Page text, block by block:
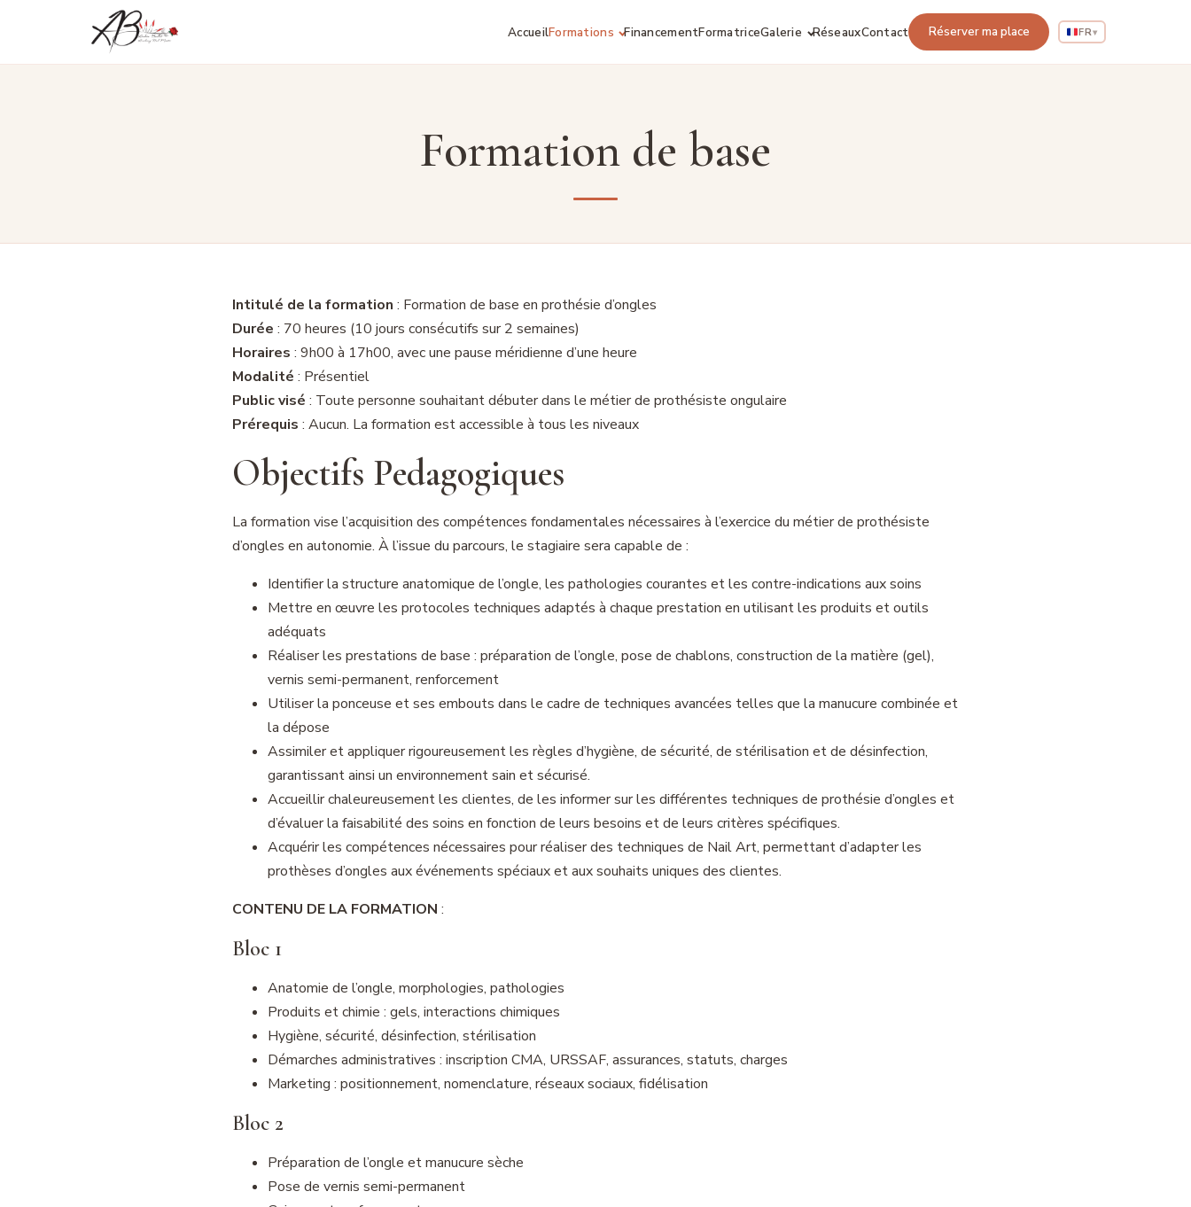
AccueilFormations FinancementFormatriceGalerie RéseauxContact Réserver ma place FR▾
Formation de base
Intitulé de la formation : Formation de base en prothésie d’ongles
Durée : 70 heures (10 jours consécutifs sur 2 semaines)
Horaires : 9h00 à 17h00, avec une pause méridienne d’une heure
Modalité : Présentiel
Public visé : Toute personne souhaitant débuter dans le métier de prothésiste ongulaire
Prérequis : Aucun. La formation est accessible à tous les niveaux
Objectifs Pedagogiques
La formation vise l’acquisition des compétences fondamentales nécessaires à l’exercice du métier de prothésiste
d’ongles en autonomie. À l’issue du parcours, le stagiaire sera capable de :
Identifier la structure anatomique de l’ongle, les pathologies courantes et les contre-indications aux soins
Mettre en œuvre les protocoles techniques adaptés à chaque prestation en utilisant les produits et outils
adéquats
Réaliser les prestations de base : préparation de l’ongle, pose de chablons, construction de la matière (gel),
vernis semi-permanent, renforcement
Utiliser la ponceuse et ses embouts dans le cadre de techniques avancées telles que la manucure combinée et
la dépose
Assimiler et appliquer rigoureusement les règles d’hygiène, de sécurité, de stérilisation et de désinfection,
garantissant ainsi un environnement sain et sécurisé.
Accueillir chaleureusement les clientes, de les informer sur les différentes techniques de prothésie d’ongles et
d’évaluer la faisabilité des soins en fonction de leurs besoins et de leurs critères spécifiques.
Acquérir les compétences nécessaires pour réaliser des techniques de Nail Art, permettant d’adapter les
prothèses d’ongles aux événements spéciaux et aux souhaits uniques des clientes.
CONTENU DE LA FORMATION :
Bloc 1
Anatomie de l’ongle, morphologies, pathologies
Produits et chimie : gels, interactions chimiques
Hygiène, sécurité, désinfection, stérilisation
Démarches administratives : inscription CMA, URSSAF, assurances, statuts, charges
Marketing : positionnement, nomenclature, réseaux sociaux, fidélisation
Bloc 2
Préparation de l’ongle et manucure sèche
Pose de vernis semi-permanent